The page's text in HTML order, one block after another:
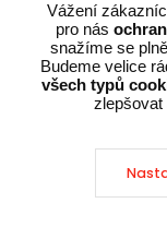
Ing.
+420
(Po-Pá
2025 © Dvorak-
Vážení
pro nás
snažíme se
Budeme velice
všech typů
zlepšovat